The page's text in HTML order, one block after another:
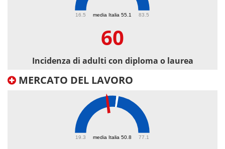
media Italia 55.1
16.5 83.5
60
Incidenza di adulti con diploma o laurea
MERCATO DEL LAVORO
media Italia 50.8
19.3 77.1